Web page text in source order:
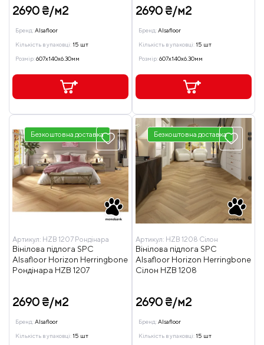
2690 ₴/м2
Бренд:Alsafloor
Кількість в упаковці:15 шт
Розмір:607x140x6.30мм
2690 ₴/м2
Бренд:Alsafloor
Кількість в упаковці:15 шт
Розмір:607x140x6.30мм
Безкоштовна доставка
Артикул: HZB 1207 Рондінара
Вінілова підлога SPC
Alsafloor Horizon Herringbone
Рондінара HZB 1207
2690 ₴/м2
Бренд:Alsafloor
Кількість в упаковці:15 шт
Безкоштовна доставка
Артикул: HZB 1208 Сілон
Вінілова підлога SPC
Alsafloor Horizon Herringbone
Сілон HZB 1208
2690 ₴/м2
Бренд:Alsafloor
Кількість в упаковці:15 шт